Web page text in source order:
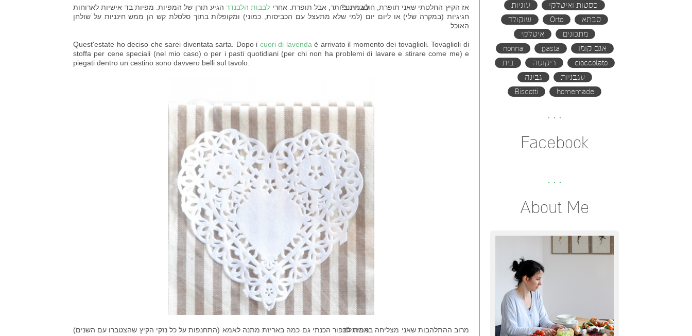
פסטות ואיטלקי
עוגיות
סבתא
Orto
שוקולד
מתכונים
איטלקי
אגם קומו
pasta
nonna
cioccolato
ריקוטה
בית
עגבניות
גבינה
homemade
Biscotti
Facebook
About Me
לא חינני?
אז הקיץ החלטתי שאני תופרת, חובבנית ביותר, אבל תופרת. אחרי לבבות הלבנדרהגיע תורן של המפיות. מפיות בד אישיות לארוחות
חגיגיות (במקרה שלי) או ליום יום (למי שלא מתעצל עם הכביסות, כמוני) ומקופלות בתוך סלסלת קש הן ממש חינניות על שולחן
האוכל.
Quest'estate ho deciso che sarei diventata sarta. Dopo i cuori di lavendaè arrivato il momento dei tovaglioli. Tovaglioli di
stoffa per cene speciali (nel mio caso) o per i pasti quotidiani (per chi non ha problemi di lavare e stirare come me) e
piegati dentro un cestino sono davvero belli sul tavolo.
מפית לב
מרוב ההתלהבות שאני מצליחה באמת לתפור הכנתי גם כמה באריזת מתנה לאמא (התחנפות על כל נזקי הקיץ שהצטברו עם השנים)